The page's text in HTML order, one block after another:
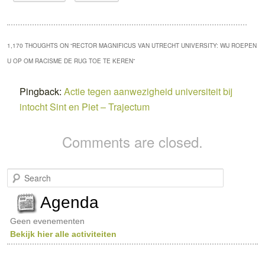
1,170 THOUGHTS ON “RECTOR MAGNIFICUS VAN UTRECHT UNIVERSITY: WIJ ROEPEN
U OP OM RACISME DE RUG TOE TE KEREN”
Pingback:Actie tegen aanwezigheid universiteit bij
intocht Sint en Piet – Trajectum
Comments are closed.
e
c
h
Agenda
Geen evenementen
Bekijk hier alle activiteiten